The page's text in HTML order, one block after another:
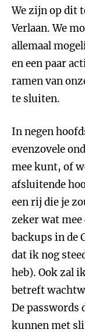
We zijn op dit
Verlaan. We
allemaal
en een paar
ramen van
te sluiten.
In negen
evenzovele
mee kunt, of
afsluitende
een rij die je
zeker wat
backups in de
dat ik nog
heb). Ook zal
betreft
De passwords
kunnen met